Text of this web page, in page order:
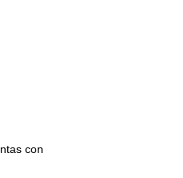
con